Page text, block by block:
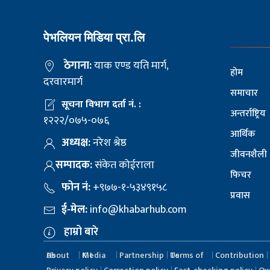
पेभलियन मिडिया प्रा.लि
ठेगाना:याक एण्ड यति मार्ग,
दरवारमार्ग
सूचना विभाग दर्ता नं. :
१२२२/०७५-०७६
अध्यक्ष:नरेश श्रेष्ठ
सम्पादक:संकेत कोईराला
फोन नं:+९७७-१-५३४९१५८
ई-मेल:info@khabarhub.com
हाम्रो बारे
होम
समाचार
अन्तर्राष्ट्रिय
आर्थिक
जीवनशैली
फिचर
प्रवास
About Us Media Kit Partnership Terms of Us
Contribution